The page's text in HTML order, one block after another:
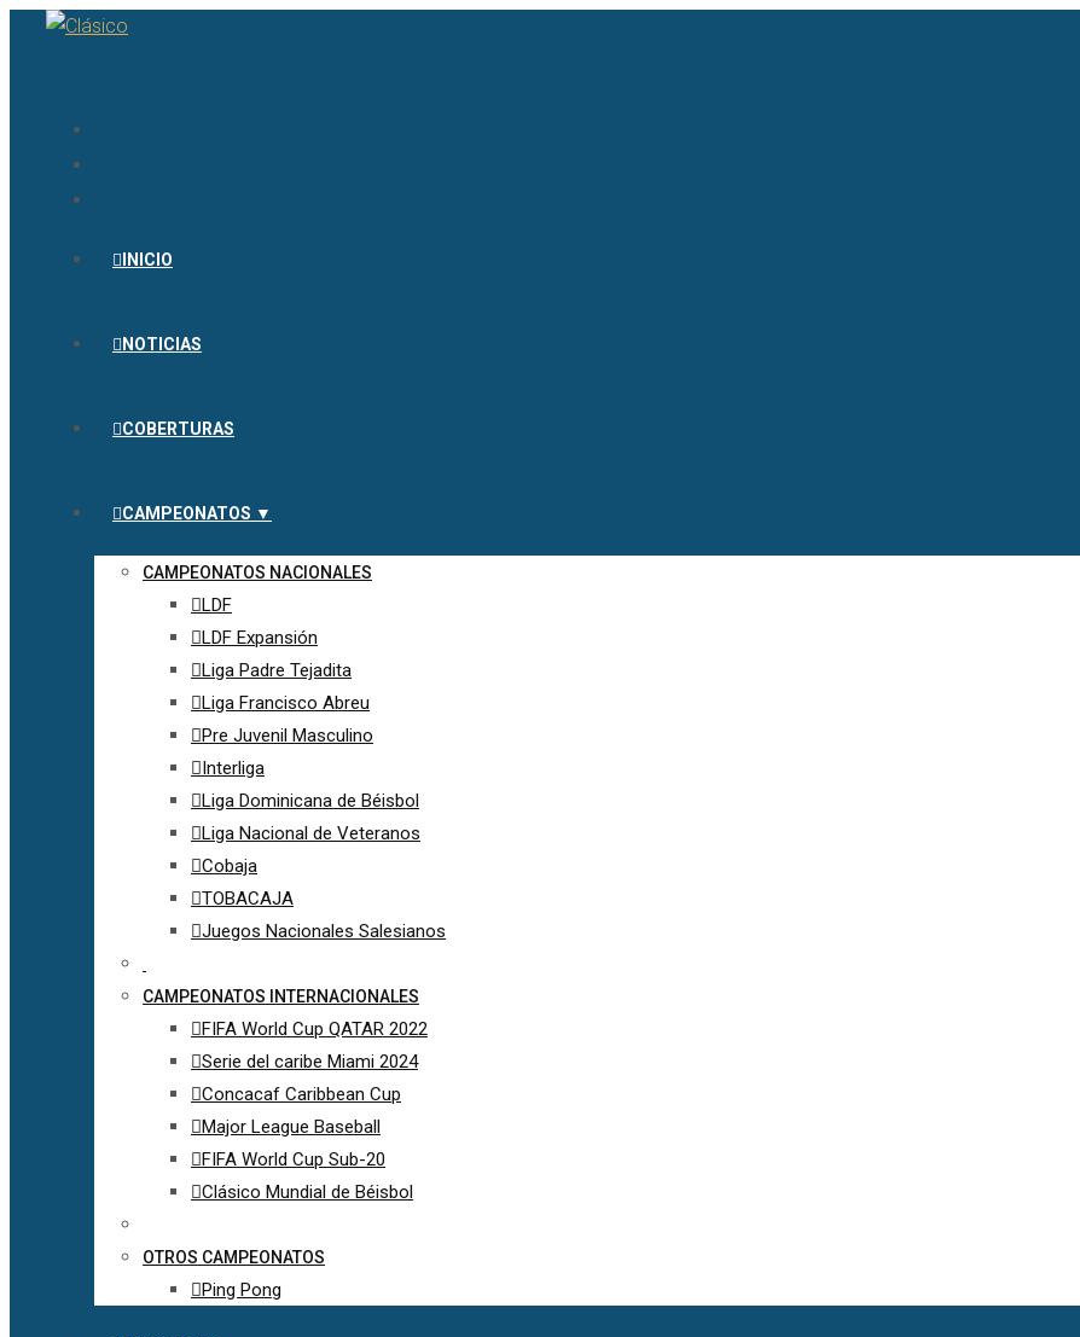
INICIO
NOTICIAS
COBERTURAS
CAMPEONATOS ▼
CAMPEONATOS NACIONALES
LDF
LDF Expansión
Liga Padre Tejadita
Liga Francisco Abreu
Pre Juvenil Masculino
Interliga
Liga Dominicana de Béisbol
Liga Nacional de Veteranos
Cobaja
TOBACAJA
Juegos Nacionales Salesianos
CAMPEONATOS INTERNACIONALES
FIFA World Cup QATAR 2022
Serie del caribe Miami 2024
Concacaf Caribbean Cup
Major League Baseball
FIFA World Cup Sub-20
Clásico Mundial de Béisbol
OTROS CAMPEONATOS
Ping Pong